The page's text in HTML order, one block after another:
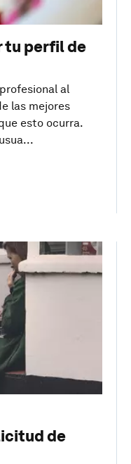
tu perfil de
al
las mejores
esto ocurra.
de